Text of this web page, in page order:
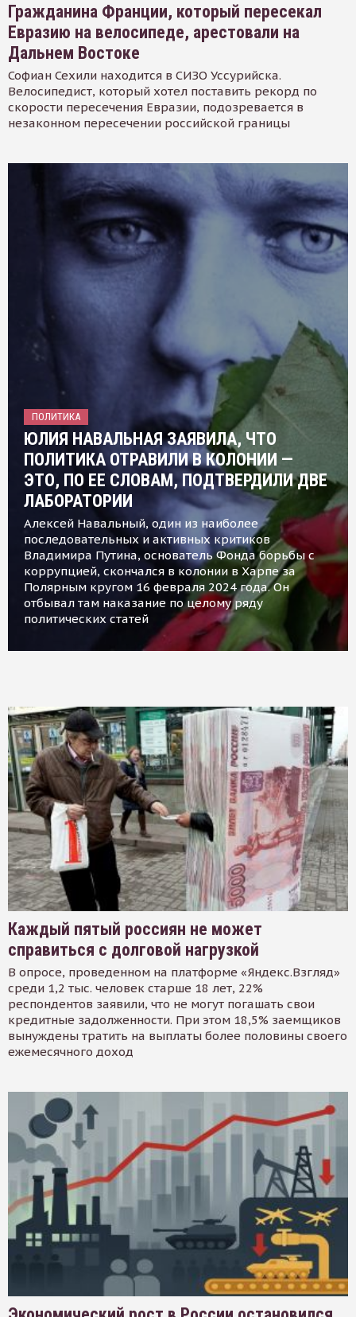
Гражданина Франции, который пересекал
Евразию на велосипеде, арестовали на
Дальнем Востоке
Софиан Сехили находится в СИЗО Уссурийска.
Велосипедист, который хотел поставить рекорд по
скорости пересечения Евразии, подозревается в
незаконном пересечении российской границы
ПОЛИТИКА
ЮЛИЯ НАВАЛЬНАЯ ЗАЯВИЛА, ЧТО
ПОЛИТИКА ОТРАВИЛИ В КОЛОНИИ —
ЭТО, ПО ЕЕ СЛОВАМ, ПОДТВЕРДИЛИ ДВЕ
ЛАБОРАТОРИИ
Алексей Навальный, один из наиболее
последовательных и активных критиков
Владимира Путина, основатель Фонда борьбы с
коррупцией, скончался в колонии в Харпе за
Полярным кругом 16 февраля 2024 года. Он
отбывал там наказание по целому ряду
политических статей
Каждый пятый россиян не может
справиться с долговой нагрузкой
В опросе, проведенном на платформе «Яндекс.Взгляд»
среди 1,2 тыс. человек старше 18 лет, 22%
респондентов заявили, что не могут погашать свои
кредитные задолженности. При этом 18,5% заемщиков
вынуждены тратить на выплаты более половины своего
ежемесячного доход